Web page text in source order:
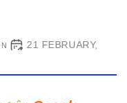
21 FEBRUARY,